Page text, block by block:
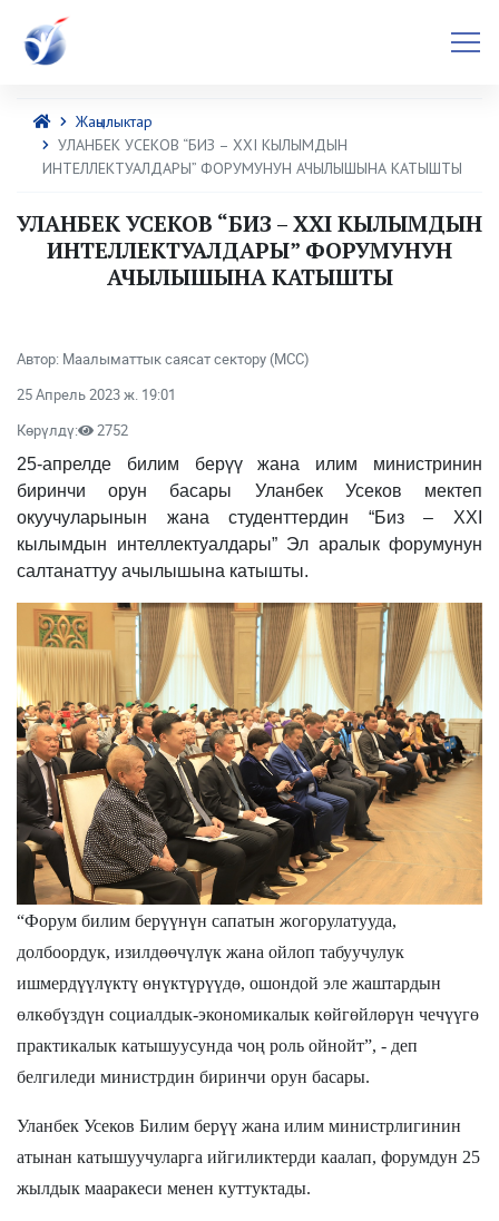
Жаңылыктар
УЛАНБЕК УСЕКОВ “БИЗ – XXI КЫЛЫМДЫН
ИНТЕЛЛЕКТУАЛДАРЫ” ФОРУМУНУН АЧЫЛЫШЫНА КАТЫШТЫ
УЛАНБЕК УСЕКОВ “БИЗ – XXI КЫЛЫМДЫН
ИНТЕЛЛЕКТУАЛДАРЫ” ФОРУМУНУН
АЧЫЛЫШЫНА КАТЫШТЫ
Автор: Маалыматтык саясат сектору (МСС)
25 Апрель 2023 ж. 19:01
Көрүлдү:
2752
25-апрелде билим берүү жана илим министринин
биринчи орун басары Уланбек Усеков мектеп
окуучуларынын жана студенттердин “Биз – XXI
кылымдын интеллектуалдары” Эл аралык форумунун
салтанаттуу ачылышына катышты.
“Форум билим берүүнүн сапатын жогорулатууда,
долбоордук, изилдөөчүлүк жана ойлоп табуучулук
ишмердүүлүктү өнүктүрүүдө, ошондой эле жаштардын
өлкөбүздүн социалдык-экономикалык көйгөйлөрүн чечүүгө
практикалык катышуусунда чоң роль ойнойт”, - деп
белгиледи министрдин биринчи орун басары.
Уланбек Усеков Билим берүү жана илим министрлигинин
атынан катышуучуларга ийгиликтерди каалап, форумдун 25
жылдык мааракеси менен куттуктады.